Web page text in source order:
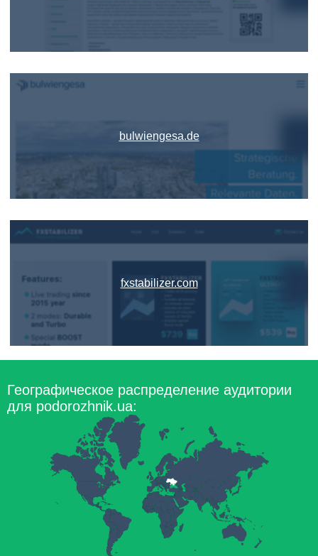
bulwiengesa.de
fxstabilizer.com
Географическое распределение аудитории
для podorozhnik.ua: